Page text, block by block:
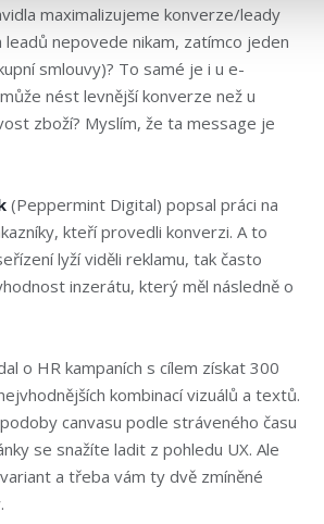
maximalizujeme konverze/leady
nepovede nikam, zatímco jeden
smlouvy)? To samé je i u e-
nést levnější konverze než u
zboží? Myslím, že ta message je
(Peppermint Digital) popsal práci na
kteří provedli konverzi. A to
lyží viděli reklamu, tak často
inzerátu, který měl následně o
o HR kampaních s cílem získat 300
kombinací vizuálů a textů.
canvasu podle stráveného času
se snažíte ladit z pohledu UX. Ale
a třeba vám ty dvě zmíněné